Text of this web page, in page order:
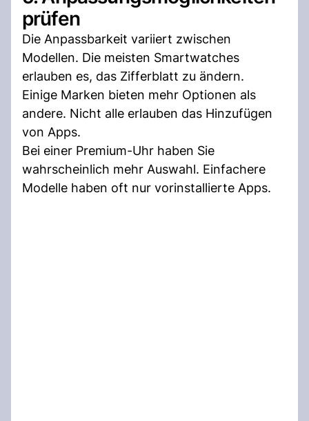
prüfen
Die Anpassbarkeit variiert zwischen
Modellen. Die meisten Smartwatches
erlauben es, das Zifferblatt zu ändern.
Einige Marken bieten mehr Optionen als
andere. Nicht alle erlauben das Hinzufügen
von Apps.
Bei einer Premium-Uhr haben Sie
wahrscheinlich mehr Auswahl. Einfachere
Modelle haben oft nur vorinstallierte Apps.